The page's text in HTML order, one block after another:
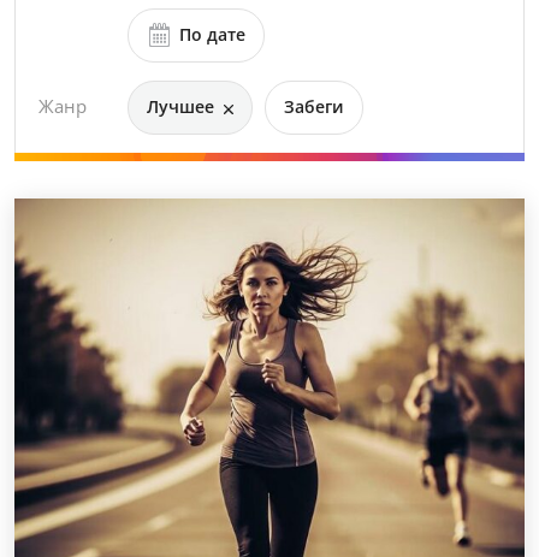
По дате
Жанр Лучшее Забеги